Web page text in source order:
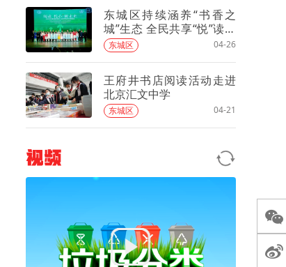
东城区持续涵养“书香之
城”生态 全民共享“悦”读新
时代
东城区 04-26
王府井书店阅读活动走进
北京汇文中学
东城区 04-21
视频